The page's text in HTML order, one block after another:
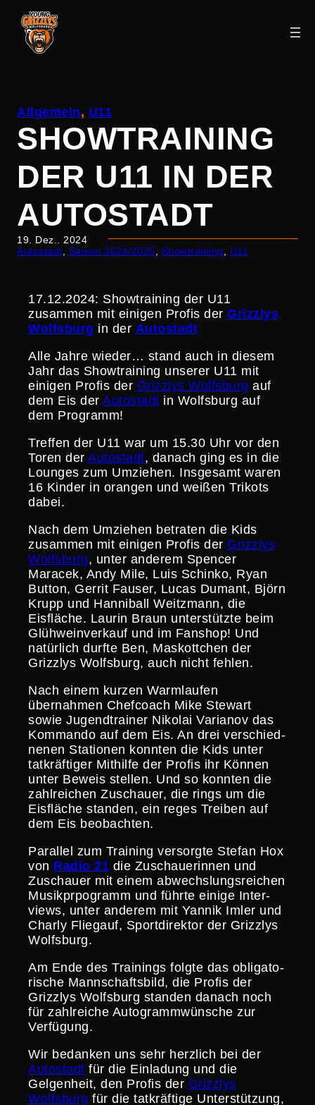
springen
Allgemein, U11
SHOWTRAI­NING
DER U11 IN DER
AUTOSTADT
19. Dez.. 2024
Autostadt
Saison 2024/2025 Showtraining U11
17.12.2024: Showtrai­ning der U11
zusammen mit einigen Profis der Grizzlys
Wolfsburg in der Autostadt
Alle Jahre wieder… stand auch in diesem
Jahr das Showtrai­ning unserer U11 mit
einigen Profis der Grizzlys Wolfsburg auf
dem Eis der Autostadt in Wolfsburg auf
dem Programm!
Treffen der U11 war um 15.30 Uhr vor den
Toren der Autostadt, danach ging es in die
Lounges zum Umziehen. Insgesamt waren
16 Kinder in orangen und weißen Trikots
dabei.
Nach dem Umziehen betraten die Kids
zusammen mit einigen Profis der Grizzlys
Wolfsburg, unter anderem Spencer
Maracek, Andy Mile, Luis Schinko, Ryan
Button, Gerrit Fauser, Lucas Dumant, Björn
Krupp und Hanniball Weitzmann, die
Eisfläche. Laurin Braun unter­stützte beim
Glühwein­ver­kauf und im Fanshop! Und
natürlich durfte Ben, Maskott­chen der
Grizzlys Wolfsburg, auch nicht fehlen.
Nach einem kurzen Warmlaufen
übernahmen Chefcoach Mike Stewart
sowie Jugend­trainer Nikolai Varianov das
Kommando auf dem Eis. An drei verschied­
nenen Stationen konnten die Kids unter
tatkräf­tiger Mithilfe der Profis ihr Können
unter Beweis stellen. Und so konnten die
zahlrei­chen Zuschauer, die rings um die
Eisfläche standen, ein reges Treiben auf
dem Eis beobachten.
Parallel zum Training versorgte Stefan Hox
von Radio 21 die Zuschaue­rinnen und
Zuschauer mit einem abwechs­lungs­rei­chen
Musik­prpo­gramm und führte einige Inter­
views, unter anderem mit Yannik Imler und
Charly Fliegauf, Sport­di­rektor der Grizzlys
Wolfsburg.
Am Ende des Trainings folgte das obliga­to­
ri­sche Mannschafts­bild, die Profis der
Grizzlys Wolfsburg standen danach noch
für zahlreiche Autogramm­wün­sche zur
Verfügung.
Wir bedanken uns sehr herzlich bei der
Autostadt für die Einladung und die
Gelgen­heit, den Profis der Grizzlys
Wolfsburg für die tatkräf­tige Unter­stüt­zung,